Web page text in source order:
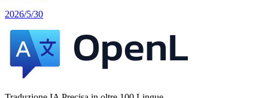
2026/5/30